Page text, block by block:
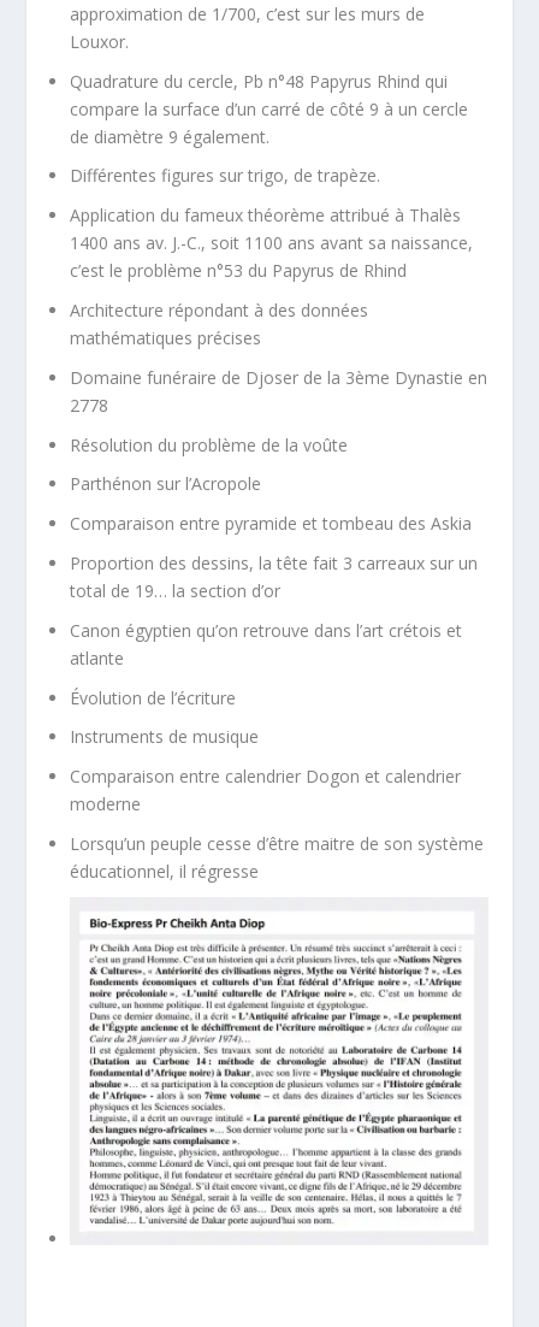
approximation de 1/700, c’est sur les murs de
Louxor.
Quadrature du cercle, Pb n°48 Papyrus Rhind qui
compare la surface d’un carré de côté 9 à un cercle
de diamètre 9 également.
Différentes figures sur trigo, de trapèze.
Application du fameux théorème attribué à Thalès
1400 ans av. J.-C., soit 1100 ans avant sa naissance,
c’est le problème n°53 du Papyrus de Rhind
Architecture répondant à des données
mathématiques précises
Domaine funéraire de Djoser de la 3ème Dynastie en
2778
Résolution du problème de la voûte
Parthénon sur l’Acropole
Comparaison entre pyramide et tombeau des Askia
Proportion des dessins, la tête fait 3 carreaux sur un
total de 19… la section d’or
Canon égyptien qu’on retrouve dans l’art crétois et
atlante
Évolution de l’écriture
Instruments de musique
Comparaison entre calendrier Dogon et calendrier
moderne
Lorsqu’un peuple cesse d’être maitre de son système
éducationnel, il régresse